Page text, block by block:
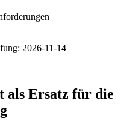
2026-11-14
Ersatz für die